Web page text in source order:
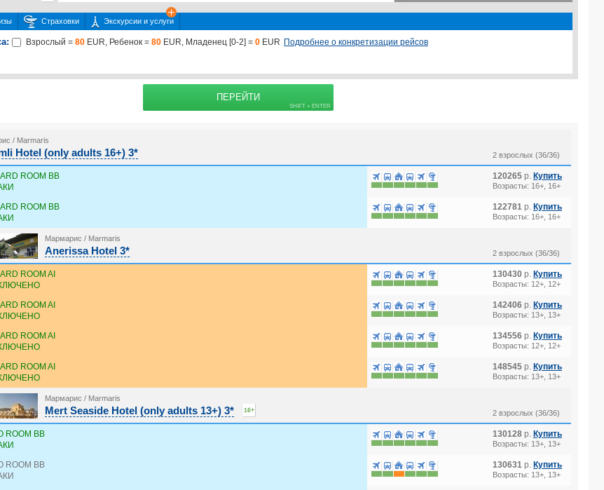
Страховки Экскурсии и услуги
Взрослый = 80 EUR, Ребенок = 80 EUR, Младенец [0-2] = 0 EUR Подробнее о конкретизации рейсов
ПЕРЕЙТИ
/ Marmaris
Hotel (only adults 16+) 3* 2 взрослых (36/36)
ROOM BB
120265 р. Купить
Возрасты: 16+, 16+
ROOM BB
122781 р. Купить
Возрасты: 16+, 16+
Мармарис / Marmaris
Anerissa Hotel 3* 2 взрослых (36/36)
ROOM AI
130430 р. Купить
Возрасты: 12+, 12+
ROOM AI
142406 р. Купить
Возрасты: 13+, 13+
ROOM AI
134556 р. Купить
Возрасты: 12+, 12+
ROOM AI
148545 р. Купить
Возрасты: 13+, 13+
Мармарис / Marmaris
Mert Seaside Hotel (only adults 13+) 3* 2 взрослых (36/36)
ROOM BB
130128 р. Купить
Возрасты: 13+, 13+
ROOM BB
130631 р. Купить
Возрасты: 13+, 13+